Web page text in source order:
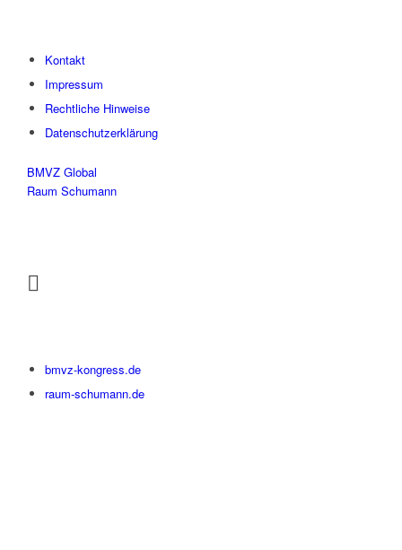
Kontakt
Impressum
Rechtliche Hinweise
Datenschutzerklärung
BMVZ Global
Raum Schumann
bmvz-kongress.de
raum-schumann.de